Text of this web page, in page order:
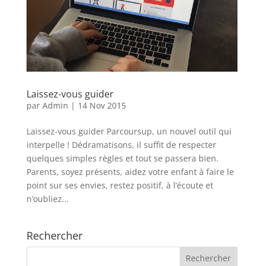
Laissez-vous guider
par Admin | 14 Nov 2015
Laissez-vous guider Parcoursup, un nouvel outil qui
interpelle ! Dédramatisons, il suffit de respecter
quelques simples règles et tout se passera bien.
Parents, soyez présents, aidez votre enfant à faire le
point sur ses envies, restez positif, à l’écoute et
n’oubliez...
Rechercher